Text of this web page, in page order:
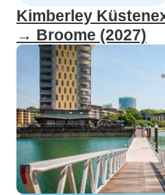
Kimberley
→ Broome (2027)